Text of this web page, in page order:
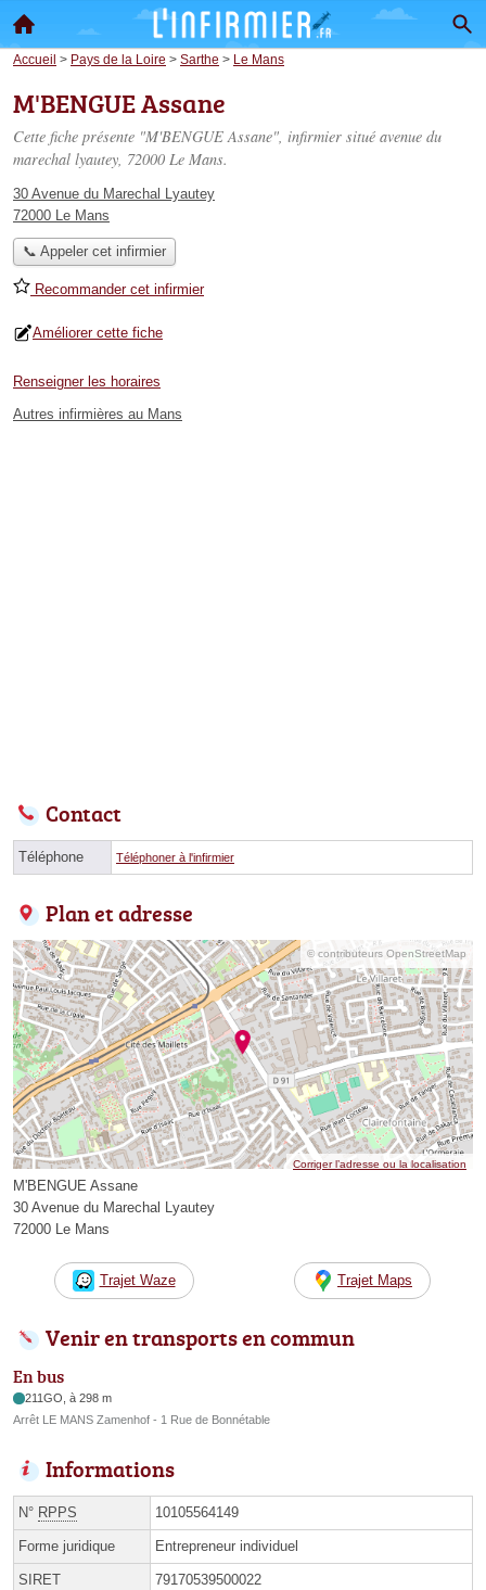
Accueil > Pays de la Loire > Sarthe > Le Mans
M'BENGUE Assane
Cette fiche présente "M'BENGUE Assane", infirmier situé avenue du
marechal lyautey, 72000 Le Mans.
30 Avenue du Marechal Lyautey
72000 Le Mans
📞 Appeler cet infirmier
Recommander cet infirmier
Améliorer cette fiche
Renseigner les horaires
Autres infirmières au Mans
Contact
Téléphone Téléphoner à l'infirmier
Plan et adresse
© contributeurs OpenStreetMap
Corriger l’adresse ou la localisation
M'BENGUE Assane
30 Avenue du Marechal Lyautey
72000 Le Mans
Trajet Waze Trajet Maps
Venir en transports en commun
En bus
211GO, à 298 m
Arrêt LE MANS Zamenhof - 1 Rue de Bonnétable
Informations
N° RPPS 10105564149
Forme juridique Entrepreneur individuel
SIRET 79170539500022